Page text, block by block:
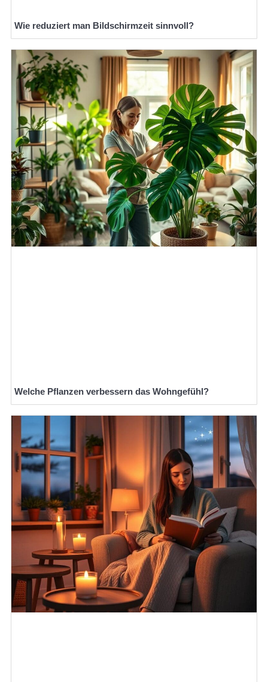
Wie reduziert man Bildschirmzeit sinnvoll?
Welche Pflanzen verbessern das Wohngefühl?